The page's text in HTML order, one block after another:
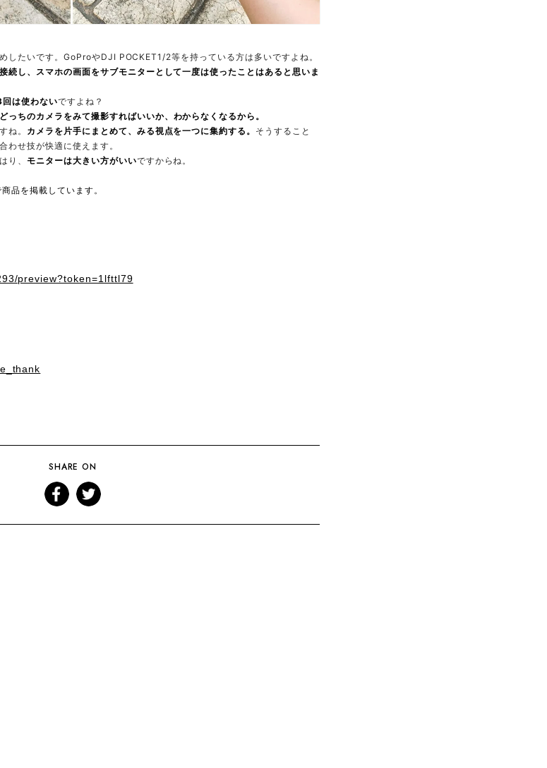
したいです。GoProやDJI POCKET1/2等を持っている方は多いですよね。
続し、スマホの画面をサブモニターとして一度は使ったことはあると思いま
は使わないですよね？
どっちのカメラをみて撮影すればいいか、わからなくなるから。
ね。 カメラを片手にまとめて、みる視点を一つに集約する。 そうすること
わせ技が快適に使えます。
り、 モニターは大きい方がいいですからね。
品を掲載しています。
preview?token=1lfttl79
SHARE ON